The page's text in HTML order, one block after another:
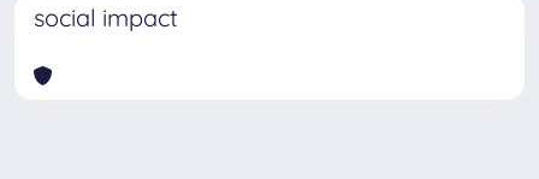
social impact